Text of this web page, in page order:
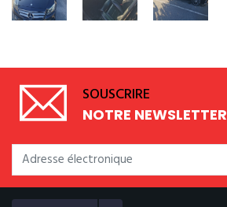
SOUSCRIRE
NOTRE NEWSLETTER